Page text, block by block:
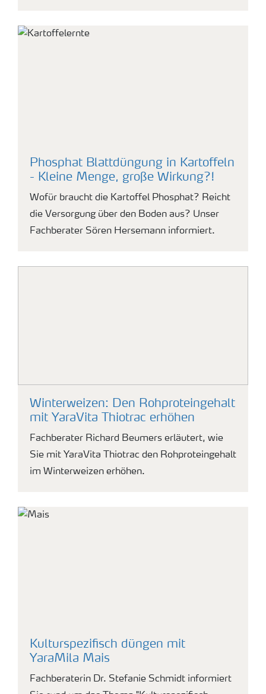
Phosphat Blattdüngung in Kartoffeln
- Kleine Menge, große Wirkung?!
Wofür braucht die Kartoffel Phosphat? Reicht
die Versorgung über den Boden aus? Unser
Fachberater Sören Hersemann informiert.
Winterweizen: Den Rohproteingehalt
mit YaraVita Thiotrac erhöhen
Fachberater Richard Beumers erläutert, wie
Sie mit YaraVita Thiotrac den Rohproteingehalt
im Winterweizen erhöhen.
Kulturspezifisch düngen mit
YaraMila Mais
Fachberaterin Dr. Stefanie Schmidt informiert